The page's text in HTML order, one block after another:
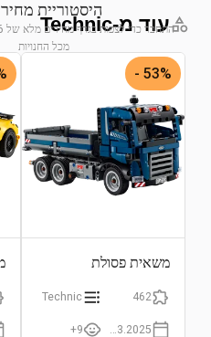
היסטוריית
מכל החנויות
התחבר לצפייה
עוד מ-Technic
53% -
משאית פסולת
462
Technic
9+
-